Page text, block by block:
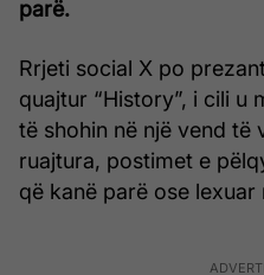
parë.
Rrjeti social X po
quajtur “History”, i cili u
të shohin në një vend të
ruajtura, postimet e
që kanë parë ose lexuar